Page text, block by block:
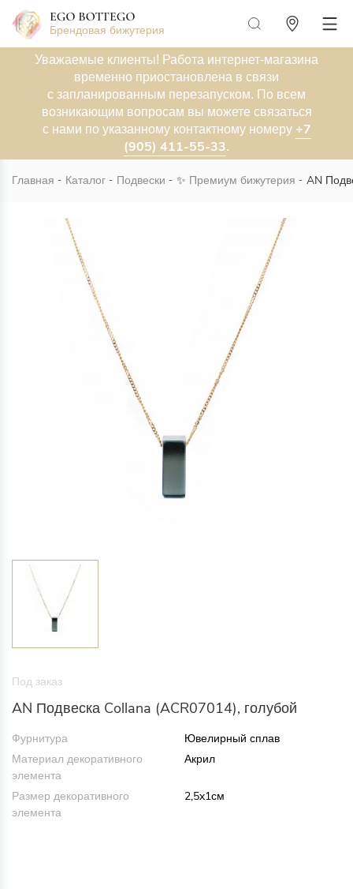
Брендовая бижутерия
Уважаемые клиенты! Работа интернет-магазина
временно приостановлена в связи
с запланированным перезапуском. По всем
возникающим вопросам вы можете связаться
с нами по указанному контактному номеру +7
(905) 411-55-33.
Главная Каталог Подвески ✨ Премиум бижутерия AN
Под заказ
AN Подвеска Collana (ACR07014), голубой
Фурнитура
Ювелирный сплав
Материал декоративного
элемента
Акрил
Размер декоративного
элемента
2,5x1см